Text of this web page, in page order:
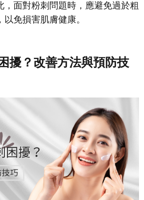
，面對粉刺問題時，應避免過於粗
免損害肌膚健康。
擾？改善方法與預防技